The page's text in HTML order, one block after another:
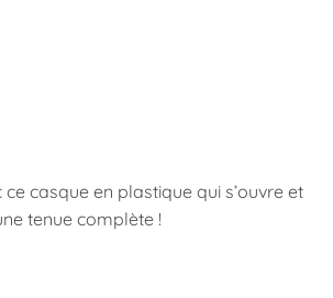
casque en plastique qui s’ouvre et
tenue complète !